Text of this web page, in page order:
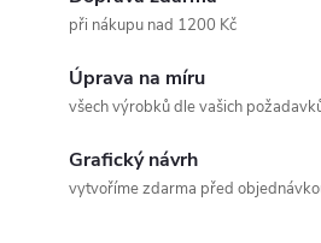
při nákupu nad 1200 Kč
Úprava na míru
všech výrobků dle vašich
Grafický návrh
vytvoříme zdarma před